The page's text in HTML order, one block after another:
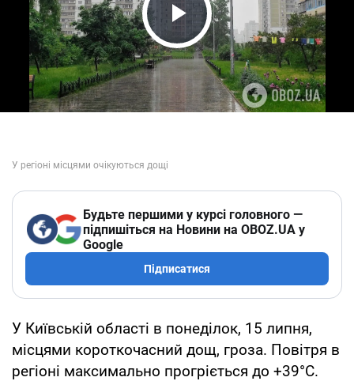
Play Video
Будьте першими у курсі головного —
підпишіться на Новини на OBOZ.UA у
Google
Підписатися
У Київській області в понеділок, 15 липня,
місцями короткочасний дощ, гроза. Повітря в
регіоні максимально прогріється до +39°С.